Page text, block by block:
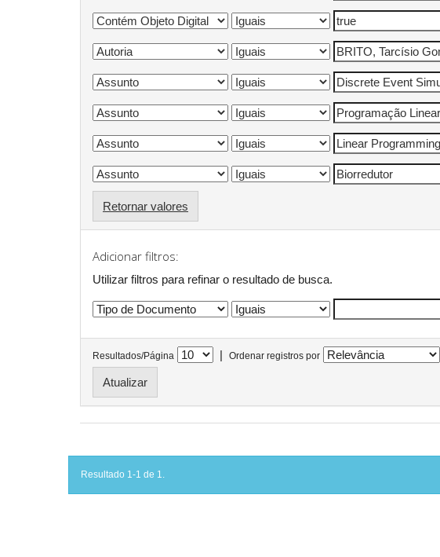
Retornar valores
Adicionar filtros:
Utilizar filtros para refinar o resultado de busca.
Resultados/Página | Ordenar registros por
Resultado 1-1 de 1.